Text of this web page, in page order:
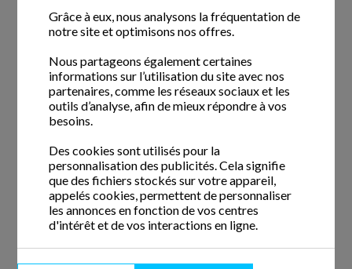
Grâce à eux, nous analysons la fréquentation de
notre site et optimisons nos offres.
Nous partageons également certaines
informations sur l’utilisation du site avec nos
partenaires, comme les réseaux sociaux et les
outils d’analyse, afin de mieux répondre à vos
besoins.
Des cookies sont utilisés pour la
personnalisation des publicités. Cela signifie
que des fichiers stockés sur votre appareil,
appelés cookies, permettent de personnaliser
les annonces en fonction de vos centres
d'intérêt et de vos interactions en ligne.
Votre mission consistera à réaliser différentes prestations
de mé...
Voir l'offre
Aide ménager / aide ménagère (H/F) CDI
Publié il y a 1 semaine et 4 jours
Contrat en CDI - 69680 CHASSIEU